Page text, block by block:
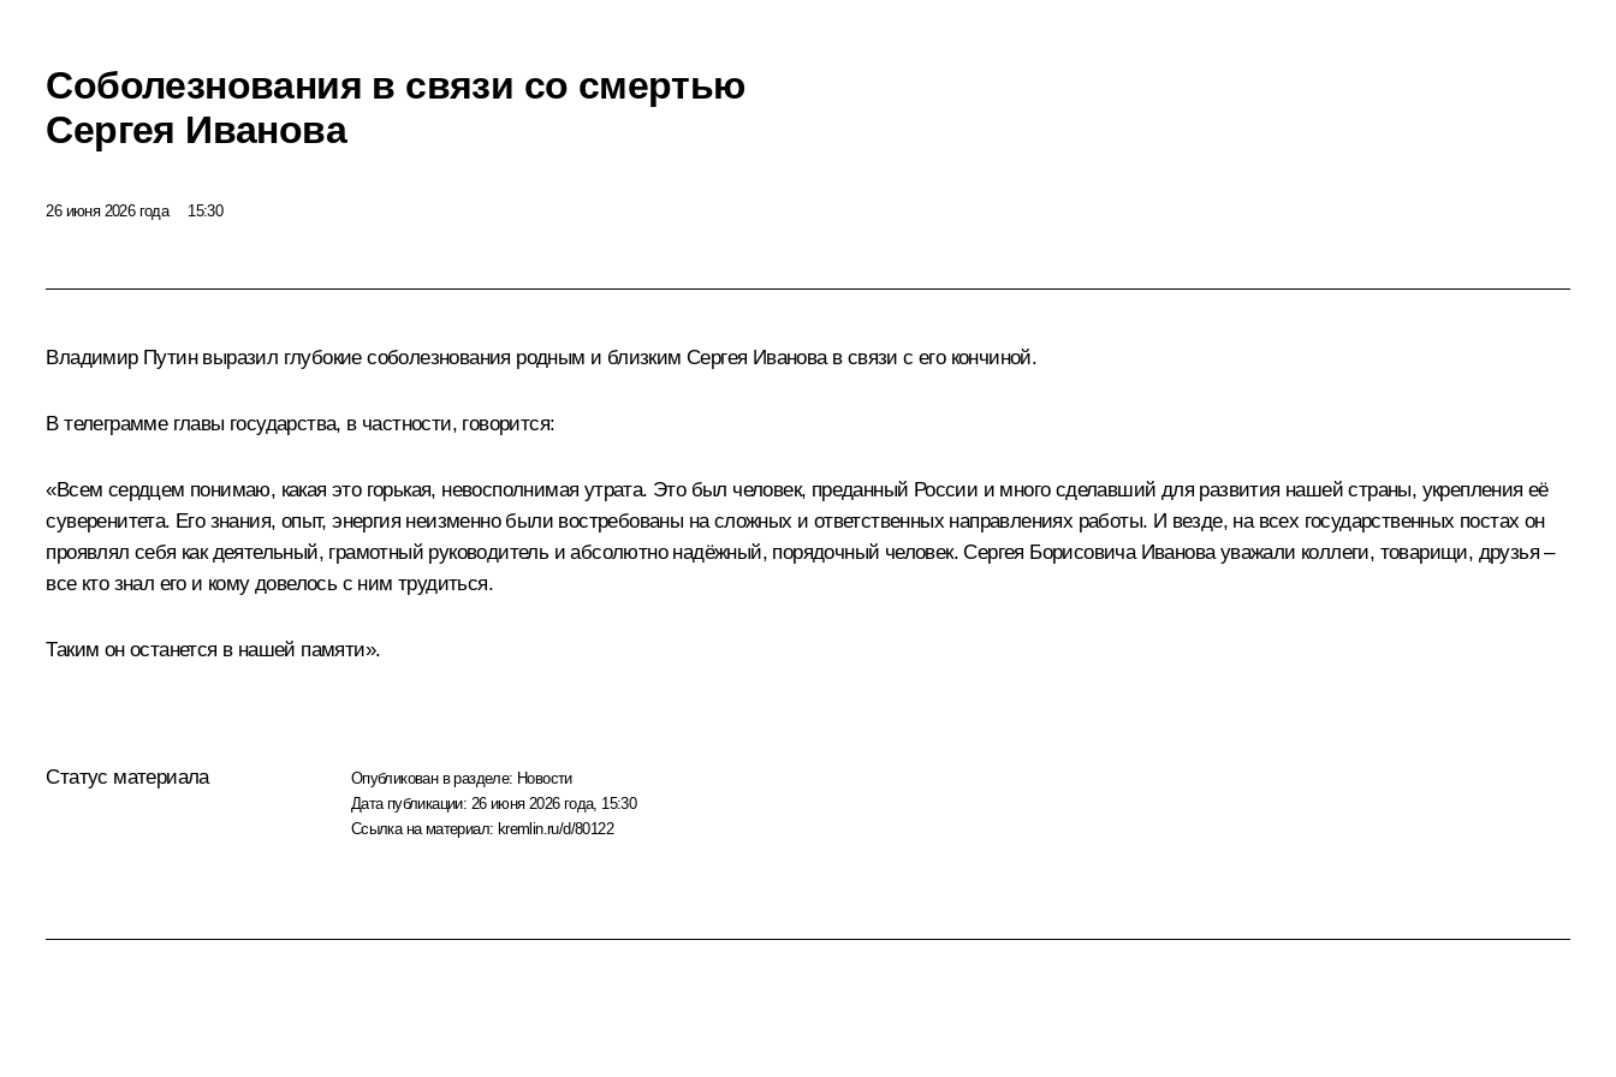
Соболезнования в связи со смертью
Сергея Иванова
26 июня 2026 года 15:30
Владимир Путин выразил глубокие соболезнования родным и близким Сергея Иванова в связи с его кончиной.
В телеграмме главы государства, в частности, говорится:
«Всем сердцем понимаю, какая это горькая, невосполнимая утрата. Это был человек, преданный России и много сделавший для развития нашей страны, укрепления её
суверенитета. Его знания, опыт, энергия неизменно были востребованы на сложных и ответственных направлениях работы. И везде, на всех государственных постах он
проявлял себя как деятельный, грамотный руководитель и абсолютно надёжный, порядочный человек. Сергея Борисовича Иванова уважали коллеги, товарищи, друзья –
все кто знал его и кому довелось с ним трудиться.
Таким он останется в нашей памяти».
Статус материала Опубликован в разделе: Новости
Дата публикации: 26 июня 2026 года, 15:30
Ссылка на материал: kremlin.ru/d/80122